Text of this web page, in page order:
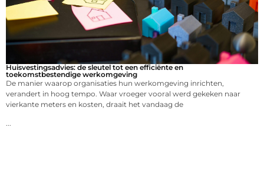
Huisvestingsadvies: de sleutel tot een efficiënte en
toekomstbestendige werkomgeving
De manier waarop organisaties hun werkomgeving inrichten,
verandert in hoog tempo. Waar vroeger vooral werd gekeken naar
vierkante meters en kosten, draait het vandaag de
...